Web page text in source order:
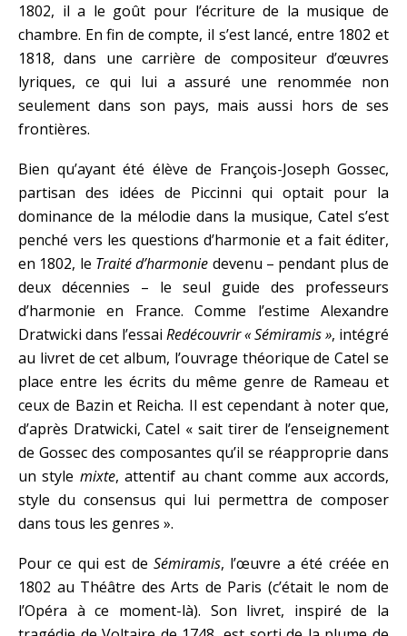
1802, il a le goût pour l’écriture de la musique de
chambre. En fin de compte, il s’est lancé, entre 1802 et
1818, dans une carrière de compositeur d’œuvres
lyriques, ce qui lui a assuré une renommée non
seulement dans son pays, mais aussi hors de ses
frontières.
Bien qu’ayant été élève de François-Joseph Gossec,
partisan des idées de Piccinni qui optait pour la
dominance de la mélodie dans la musique, Catel s’est
penché vers les questions d’harmonie et a fait éditer,
en 1802, le Traité d’harmonie devenu – pendant plus de
deux décennies – le seul guide des professeurs
d’harmonie en France. Comme l’estime Alexandre
Dratwicki dans l’essai Redécouvrir « Sémiramis », intégré
au livret de cet album, l’ouvrage théorique de Catel se
place entre les écrits du même genre de Rameau et
ceux de Bazin et Reicha. Il est cependant à noter que,
d’après Dratwicki, Catel « sait tirer de l’enseignement
de Gossec des composantes qu’il se réapproprie dans
un style mixte, attentif au chant comme aux accords,
style du consensus qui lui permettra de composer
dans tous les genres ».
Pour ce qui est de Sémiramis, l’œuvre a été créée en
1802 au Théâtre des Arts de Paris (c’était le nom de
l’Opéra à ce moment-là). Son livret, inspiré de la